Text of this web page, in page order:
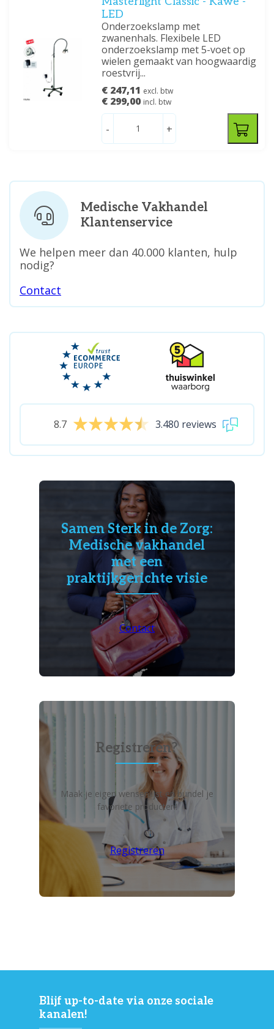
LED
Onderzoekslamp met
zwanenhals. Flexibele LED
onderzoekslamp met 5-voet op
wielen gemaakt van hoogwaardig
roestvrij...
€ 247,11 excl. btw
€ 299,00 incl. btw
- +
Medische Vakhandel
Klantenservice
We helpen meer dan 40.000 klanten, hulp
nodig?
Contact
8.7 3.480 reviews
Samen Sterk in de Zorg:
Medische vakhandel
met een
praktijkgerichte visie
Contact
Registreren?
Maak je eigen wensenlijst en bundel je
favoriete producten!
Registreren
Blijf up-to-date via onze sociale
kanalen!